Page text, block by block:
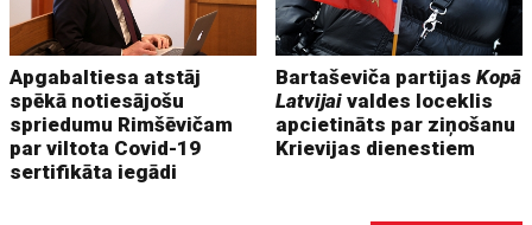
Apgabaltiesa atstāj
spēkā notiesājošu
spriedumu Rimšēvičam
par viltota Covid-19
sertifikāta iegādi
Bartaševiča partijasKopā
Latvijai valdes loceklis
apcietināts par ziņošanu
Krievijas dienestiem